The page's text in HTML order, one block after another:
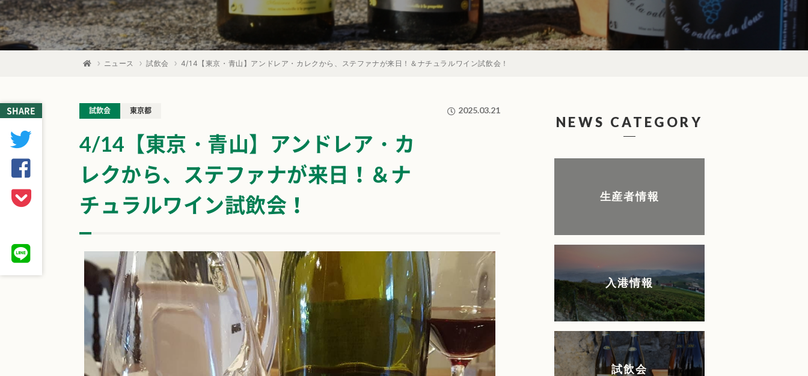
ニュース 試飲会 4/14【東京・青山】アンドレア・カレクから、ステファナが来日！＆ナチュラルワイン試飲会！
SHARE
4/14【東京・青山】アンドレア・カ
レクから、ステファナが来日！＆ナ
チュラルワイン試飲会！
試飲会 東京都 2025.03.21
NEWS CATEGORY
生産者情報
入港情報
試飲会